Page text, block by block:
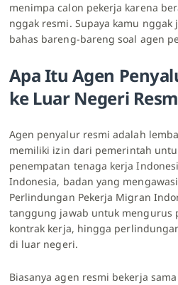
menimpa calon pekerja karena
nggak resmi. Supaya kamu
bahas bareng-bareng soal agen
Apa Itu Agen
ke Luar Negeri
Agen penyalur resmi adalah
memiliki izin dari pemerintah
penempatan tenaga kerja
Indonesia, badan yang
Perlindungan Pekerja Migran
tanggung jawab untuk mengurus
kontrak kerja, hingga
di luar negeri.
Biasanya agen resmi bekerja